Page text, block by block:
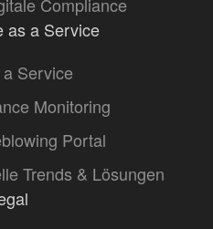
as a Service
Service
Monitoring
Portal
Trends & Lösungen